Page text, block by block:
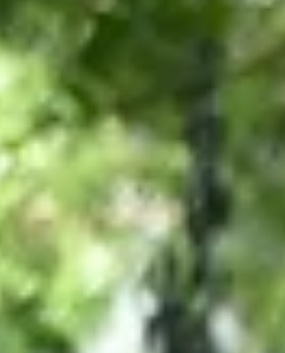
des Champs-Élysées. Pour tous ceux qui chérissent